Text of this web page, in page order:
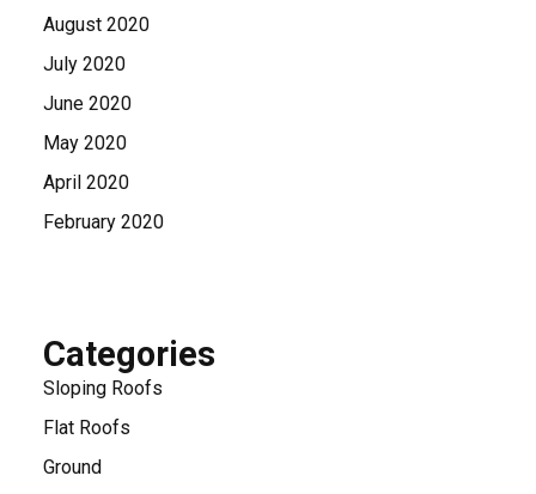
August 2020
July 2020
June 2020
May 2020
April 2020
February 2020
Categories
Sloping Roofs
Flat Roofs
Ground